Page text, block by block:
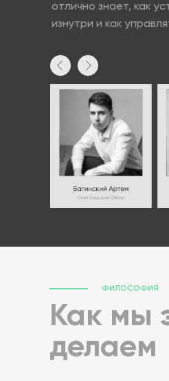
отлично знает, как
изнутри и как
ФИЛОСОФИЯ
Как мы
делаем